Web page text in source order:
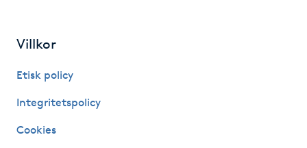
Kärlbehandling
Laserbehandling
Villkor
Etisk policy
Integritetspolicy
Cookies